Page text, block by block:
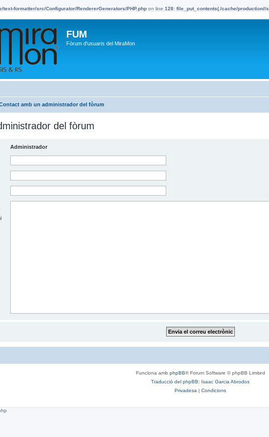
text-formatter/src/Configurator/RendererGenerators/PHP.php on line 128: file_put_contents(./cache/production//
FUM
Fòrum d'usuaris del MiraMon
amb un administrador del fòrum
del fòrum
Administrador
Funciona amb phpBB® Forum Software © phpBB Limited
Traducció del phpBB: Isaac Garcia Abrodos
Privadesa | Condicions